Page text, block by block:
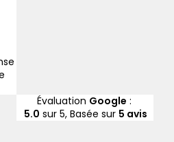
Évaluation Google :
5.0 sur 5, Basée sur 5 avis